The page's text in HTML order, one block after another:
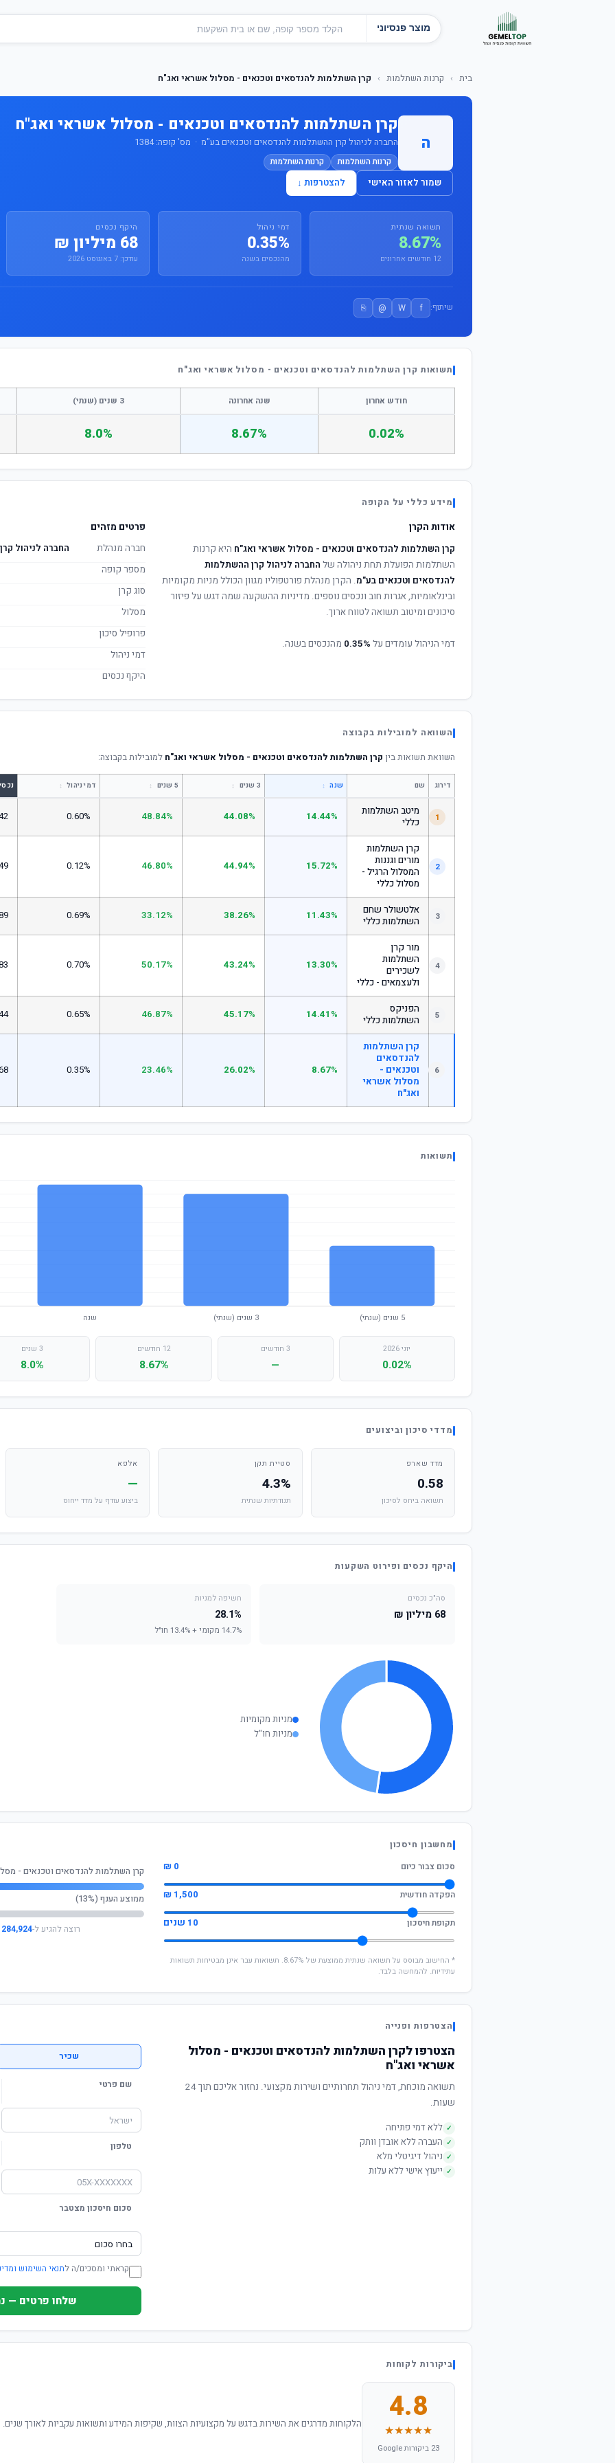
מוצר פנסיוני
בית › קרנות השתלמות › קרן השתלמות להנדסאים וטכנאים - מסלול אשראי ואג"ח
ה
קרן השתלמות להנדסאים וטכנאים - מסלול אשראי ואג"ח
החברה לניהול קרן ההשתלמות להנדסאים וטכנאים בע"מ · מס' קופה: 1384
קרנות השתלמות קרנות השתלמות
שמור לאזור האישי להצטרפות ↓
תשואה שנתית
8.67%
12 חודשים אחרונים
דמי ניהול
0.35%
מהנכסים בשנה
היקף נכסים
68 מיליון ₪
עודכן: 7 באוגוסט 2026
שיתוף: f
W
@
⎘
תשואות קרן השתלמות להנדסאים וטכנאים - מסלול אשראי ואג"ח
חודש אחרון שנה אחרונה 3 שנים (שנתי)
0.02%
8.67%
8.0%
מידע כללי על הקופה
אודות הקרן
קרן השתלמות להנדסאים וטכנאים - מסלול אשראי ואג"ח היא קרנות
השתלמות הפועלת תחת ניהולה של החברה לניהול קרן ההשתלמות
להנדסאים וטכנאים בע"מ. הקרן מנהלת פורטפוליו מגוון הכולל מניות מקומיות
ובינלאומיות, אגרות חוב ונכסים נוספים. מדיניות ההשקעה שמה דגש על פיזור
סיכונים ומיטוב תשואה לטווח ארוך.
דמי הניהול עומדים על 0.35% מהנכסים בשנה.
פרטים מזהים
חברה מנהלת
החברה לניהול
מספר קופה
סוג קרן
מסלול
פרופיל סיכון
דמי ניהול
היקף נכסים
השוואה למובילות בקבוצה
השוואת תשואות בין קרן השתלמות להנדסאים וטכנאים - מסלול אשראי ואג"ח למובילות בקבוצה:
דירוג שם שנה ↕ 3 שנים ↕ 5 שנים ↕ דמי ניהול ↕
1
מיטב השתלמות
כללי
14.44%
44.08%
48.84%
0.60%
2
קרן השתלמות
מורים וגננות
המסלול הרגיל -
מסלול כללי
15.72%
44.94%
46.80%
0.12%
3
אלטשולר שחם
השתלמות כללי
11.43%
38.26%
33.12%
0.69%
4
מור קרן
השתלמות
לשכירים
ולעצמאים - כללי
13.30%
43.24%
50.17%
0.70%
5
הפניקס
השתלמות כללי
14.41%
45.17%
46.87%
0.65%
6
קרן השתלמות
להנדסאים
וטכנאים -
מסלול אשראי
ואג"ח
8.67%
26.02%
23.46%
0.35%
תשואות
יוני 2026
0.02%
3 חודשים
—
12 חודשים
8.67%
3 שנים
8.0%
מדדי סיכון וביצועים
מדד שארפ
0.58
תשואה ביחס לסיכון
סטיית תקן
4.3%
תנודתיות שנתית
אלפא
—
ביצוע עודף על מדד ייחוס
היקף נכסים ופירוט השקעות
סה"כ נכסים
68 מיליון ₪
חשיפה למניות
28.1%
14.7% מקומי + 13.4% חו"ל
מניות מקומיות
מניות חו"ל
מחשבון חיסכון
סכום צבור כיום
0 ₪
הפקדה חודשית 1,500 ₪
תקופת חיסכון 10 שנים
* החישוב מבוסס על תשואה שנתית ממוצעת של 8.67%. תשואות עבר אינן מבטיחות תשואות
עתידיות. להמחשה בלבד.
קרן השתלמות להנדסאים וטכנאים -
ממוצע הענף (13%)
רוצה להגיע ל-284,924 ₪
הצטרפות ופנייה
הצטרפו לקרן השתלמות להנדסאים וטכנאים - מסלול
אשראי ואג"ח
תשואה מוכחת, דמי ניהול תחרותיים ושירות מקצועי. נחזור אליכם תוך 24
שעות.
✓ ללא דמי פתיחה
✓ העברה ללא אובדן וותק
✓ ניהול דיגיטלי מלא
✓ ייעוץ אישי ללא עלות
שכיר
שם פרטי
טלפון
סכום חיסכון מצטבר
קראתי ומסכים/ה לתנאי השימוש
שלחו פרטים — נחזור
ביקורות לקוחות
4.8
★★★★★
23 ביקורות Google
הלקוחות מדרגים את השירות בדגש על מקצועיות הצוות, שקיפות המידע ותשואות עקביות לאורך שנים.